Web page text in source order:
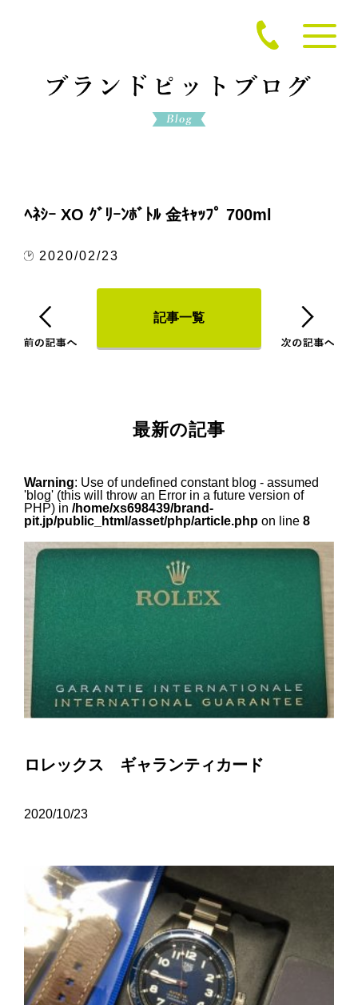
ﾍﾈｼｰ XO ｸﾞﾘｰﾝﾎﾞﾄﾙ 金ｷｬｯﾌﾟ 700ml
2020/02/23
記事一覧
最新の記事
Warning: Use of undefined constant blog - assumed
'blog' (this will throw an Error in a future version of
PHP) in /home/xs698439/brand-
pit.jp/public_html/asset/php/article.phpon line 8
ロレックス ギャランティカード
2020/10/23